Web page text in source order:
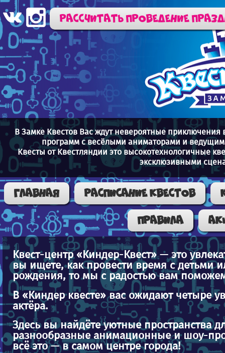
Рассчитать проведение
В Замке Квестов Вас ждут невероятные
программ с весёлыми аниматорами и
Квесты от Квестляндии это высокотехнологичные
эксклюзивными
Главная Расписание квестов
Правила
Квест-центр «Киндер-Квест» — это
вы ищете, как провести время с детьми
рождения, то мы с радостью вам
В «Киндер квесте» вас ожидают четыре
актёра.
Здесь вы найдёте уютные пространства
разнообразные анимационные и шоу-
всё это — в самом центре города!